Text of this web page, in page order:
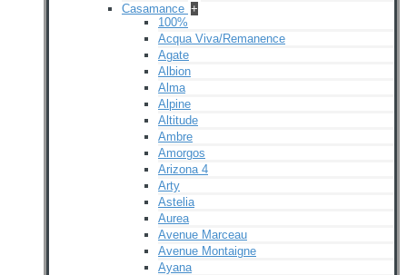
Casamance +
100%
Acqua Viva/Remanence
Agate
Albion
Alma
Alpine
Altitude
Ambre
Amorgos
Arizona 4
Arty
Astelia
Aurea
Avenue Marceau
Avenue Montaigne
Ayana